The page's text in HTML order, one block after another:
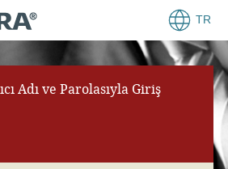
TR
Adı ve Parolasıyla Giriş